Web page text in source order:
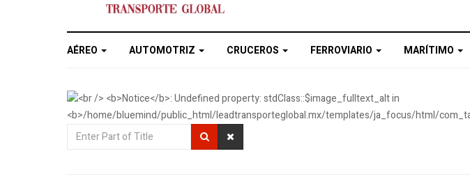
AÉREO AUTOMOTRIZ CRUCEROS FERROVIARIO MARÍTIMO
Enter